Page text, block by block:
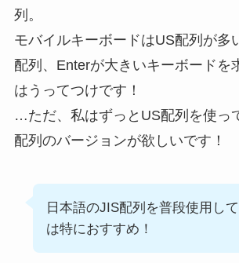
列。
モバイルキーボードはUS配列が多
配列、Enterが大きいキーボードを
はうってつけです！
…ただ、私はずっとUS配列を使っ
配列のバージョンが欲しいです！
日本語のJIS配列を普段使用し
は特におすすめ！